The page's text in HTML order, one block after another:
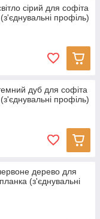
сірий для софіта
профіль)
дуб для софіта
профіль)
дерево для
(з'єднувальні